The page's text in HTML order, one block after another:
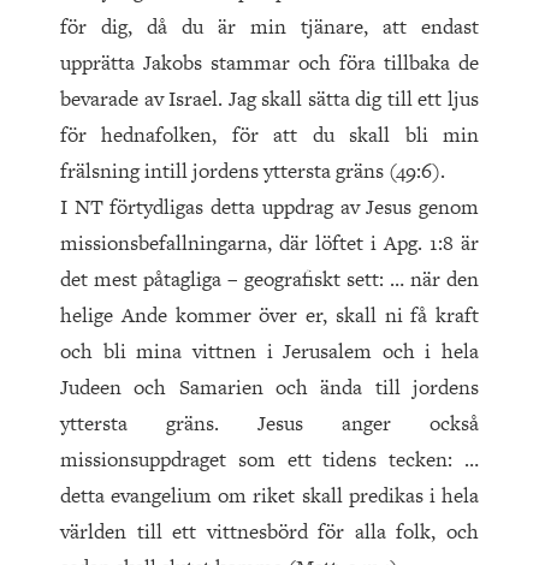
för dig, då du är min tjänare, att endast
upprätta Jakobs stammar och föra tillbaka de
bevarade av Israel. Jag skall sätta dig till ett ljus
för hednafolken, för att du skall bli min
frälsning intill jordens yttersta gräns (49:6).
I NT förtydligas detta uppdrag av Jesus genom
missionsbefallningarna, där löftet i Apg. 1:8 är
det mest påtagliga – geografiskt sett: … när den
helige Ande kommer över er, skall ni få kraft
och bli mina vittnen i Jerusalem och i hela
Judeen och Samarien och ända till jordens
yttersta gräns. Jesus anger också
missionsuppdraget som ett tidens tecken: …
detta evangelium om riket skall predikas i hela
världen till ett vittnesbörd för alla folk, och